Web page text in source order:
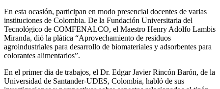
En esta ocasión, participan en modo presencial docentes de varias
instituciones de Colombia. De la Fundación Universitaria del
Tecnológico de COMFENALCO, el Maestro Henry Adolfo Lambis
Miranda, dió la plática “Aprovechamiento de residuos
agroindustriales para desarrollo de biomateriales y adsorbentes para
colorantes alimentarios”.
En el primer dia de trabajos, el Dr. Edgar Javier Rincón Barón, de la
Universidad de Santander-UDES, Colombia, habló de sus